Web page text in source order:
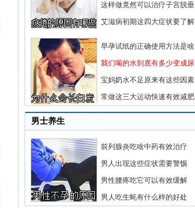
这样做竟然可以治疗子宫脱垂
艾滋病初期这四大症状要了解
早孕试纸的正确使用方法是啥
我们喝的水到底有多少变成尿
宝妈奶水不足原来有这些因素
常做这三大运动快速有效减肥
男士养生
前列腺炎吃啥中药有效治疗
男人出现这些症状需要警惕
男性腰疼吃它可以有效缓解
男人吃生蚝有什么样的好处